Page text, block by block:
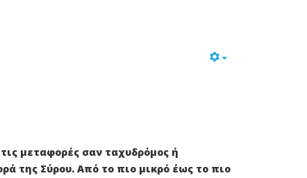
μεταφορές σαν ταχυδρόμος ή
της Σύρου. Από το πιο μικρό έως το πιο